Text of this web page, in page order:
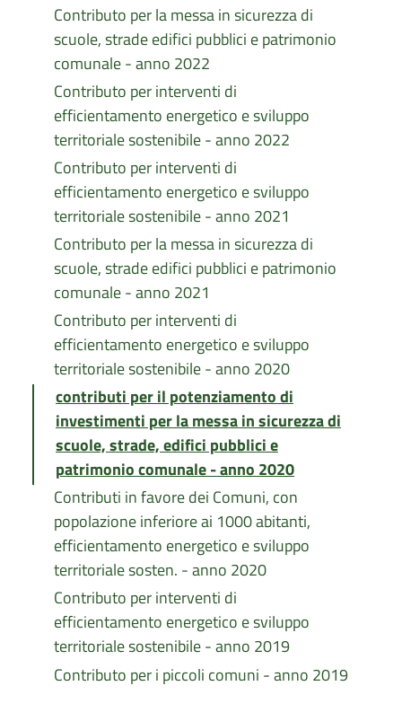
Contributo per la messa in sicurezza di
scuole, strade edifici pubblici e patrimonio
comunale - anno 2022
Contributo per interventi di
efficientamento energetico e sviluppo
territoriale sostenibile - anno 2022
Contributo per interventi di
efficientamento energetico e sviluppo
territoriale sostenibile - anno 2021
Contributo per la messa in sicurezza di
scuole, strade edifici pubblici e patrimonio
comunale - anno 2021
Contributo per interventi di
efficientamento energetico e sviluppo
territoriale sostenibile - anno 2020
contributi per il potenziamento di
investimenti per la messa in sicurezza di
scuole, strade, edifici pubblici e
patrimonio comunale - anno 2020
Contributi in favore dei Comuni, con
popolazione inferiore ai 1000 abitanti,
efficientamento energetico e sviluppo
territoriale sosten. - anno 2020
Contributo per interventi di
efficientamento energetico e sviluppo
territoriale sostenibile - anno 2019
Contributo per i piccoli comuni - anno 2019